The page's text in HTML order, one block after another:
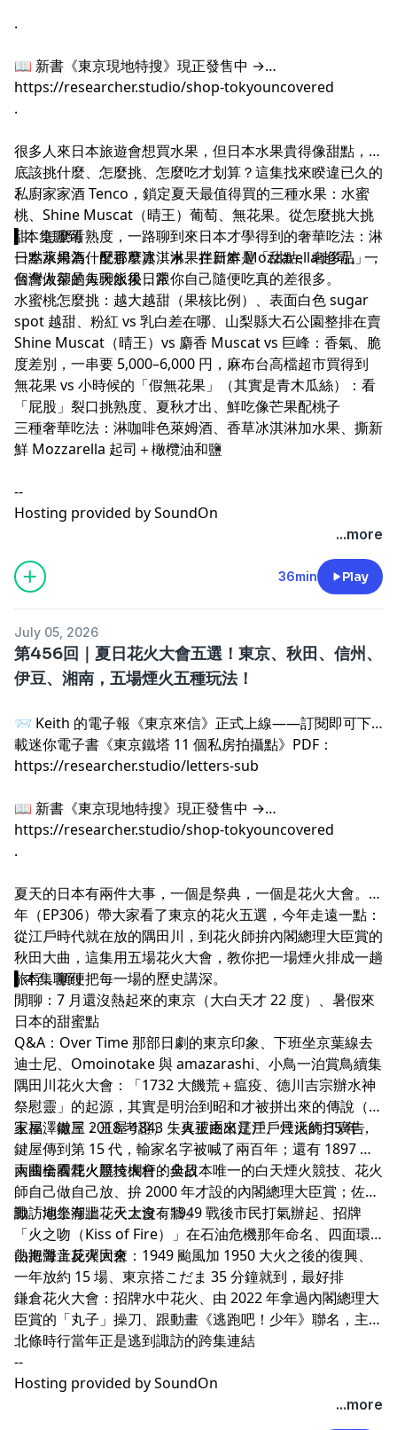
.
📖 新書《東京現地特搜》現正發售中 →
https://researcher.studio/shop-tokyouncovered
.
很多人來日本旅遊會想買水果，但日本水果貴得像甜點，到
底該挑什麼、怎麼挑、怎麼吃才划算？這集找來睽違已久的
私廚家家酒 Tenco，鎖定夏天最值得買的三種水果：水蜜
桃、Shine Muscat（晴王）葡萄、無花果。從怎麼挑大挑
甜、怎麼看熟度，一路聊到來日本才學得到的奢華吃法：淋
一點萊姆酒、配香草冰淇淋、拌新鮮 Mozzarella 起司。一
個會做菜的人聊水果，跟你自己隨便吃真的差很多。
.
▍本集聊到
日本水果為什麼那麼貴：水果在日本是「甜點、奢侈品」，
台灣人卻是每天飯後日常
水蜜桃怎麼挑：越大越甜（果核比例）、表面白色 sugar
spot 越甜、粉紅 vs 乳白差在哪、山梨縣大石公園整排在賣
Shine Muscat（晴王）vs 麝香 Muscat vs 巨峰：香氣、脆
度差別，一串要 5,000–6,000 円，麻布台高檔超市買得到
無花果 vs 小時候的「假無花果」（其實是青木瓜絲）：看
「屁股」裂口挑熟度、夏秋才出、鮮吃像芒果配桃子
三種奢華吃法：淋咖啡色萊姆酒、香草冰淇淋加水果、撕新
鮮 Mozzarella 起司＋橄欖油和鹽
--
Hosting provided bySoundOn
...more
36min Play
July 05, 2026
第456回｜夏日花火大會五選！東京、秋田、信州、
伊豆、湘南，五場煙火五種玩法！
📨 Keith 的電子報《東京來信》正式上線——訂閱即可下
載迷你電子書《東京鐵塔 11 個私房拍攝點》PDF：
https://researcher.studio/letters-sub
.
📖 新書《東京現地特搜》現正發售中 →
https://researcher.studio/shop-tokyouncovered
.
夏天的日本有兩件大事，一個是祭典，一個是花火大會。前
年（EP306）帶大家看了東京的花火五選，今年走遠一點：
從江戶時代就在放的隅田川，到花火師拚內閣總理大臣賞的
秋田大曲，這集用五場花火大會，教你把一場煙火排成一趟
旅行，順便把每一場的歷史講深。
.
▍本集聊到
閒聊：7 月還沒熱起來的東京（大白天才 22 度）、暑假來
日本的甜蜜點
Q&A：Over Time 那部日劇的東京印象、下班坐京葉線去
迪士尼、Omoinotake 與 amazarashi、小鳥一泊賞鳥續集
隅田川花火大會：「1732 大饑荒＋瘟疫、德川吉宗辦水神
祭慰靈」的起源，其實是明治到昭和才被拼出來的傳說（作
家福澤徹三 2018 考證），真正由來是江戶煙火師打廣告
玉屋、鍵屋：玉屋 1843 失火被逐出江戶、只活約 35 年，
鍵屋傳到第 15 代，輸家名字被喊了兩百年；還有 1897 年
兩國橋看煙火壓垮欄杆的典故
大曲全國花火競技大會：全日本唯一的白天煙火競技、花火
師自己做自己放、拚 2000 年才設的內閣總理大臣賞；佐藤
勳「地上有牆，天上沒有牆」
諏訪湖祭湖上花火大會：1949 戰後市民打氣辦起、招牌
「火之吻（Kiss of Fire）」在石油危機那年命名、四面環
山把聲音反彈回來
熱海海上花火大會：1949 颱風加 1950 大火之後的復興、
一年放約 15 場、東京搭こだま 35 分鐘就到，最好排
鎌倉花火大會：招牌水中花火、由 2022 年拿過內閣總理大
臣賞的「丸子」操刀、跟動畫《逃跑吧！少年》聯名，主角
北條時行當年正是逃到諏訪的跨集連結
--
Hosting provided bySoundOn
...more